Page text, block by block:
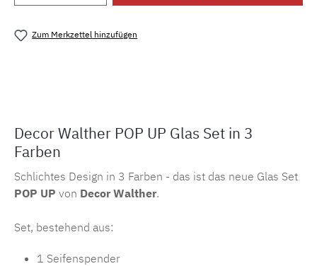
Zum Merkzettel hinzufügen
Decor Walther POP UP Glas Set in 3
Farben
Schlichtes Design in 3 Farben - das ist das neue Glas Set
POP UP von Decor Walther.
Set, bestehend aus:
1 Seifenspender